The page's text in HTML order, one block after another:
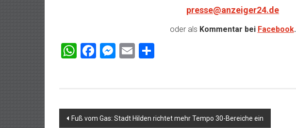
presse@anzeiger24.de
oder als Kommentar bei Facebook.
WhatsApp
Facebook
Messenger
Email
Beitragsnavigation
Fuß vom Gas: Stadt Hilden richtet mehr Tempo 30-Bereiche ein